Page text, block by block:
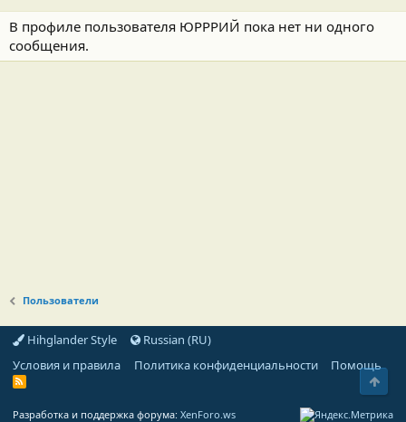
В профиле пользователя ЮРРРИЙ пока нет ни одного
сообщения.
Пользователи
Hihglander Style
Russian (RU)
Условия и правила
Политика конфиденциальности Помощь
R
Разработка и поддержка форума: XenForo.ws